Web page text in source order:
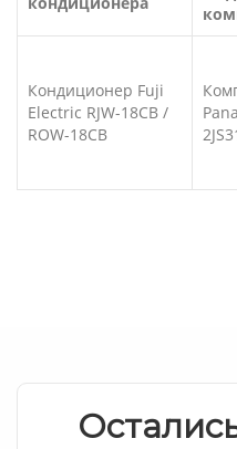
Кондиционер Fuji
Electric RJW-18CB /
ROW-18CB